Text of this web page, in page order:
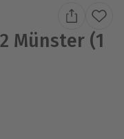
Münster (1